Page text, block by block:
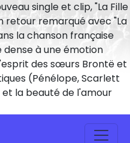
single et clip, "La Fille
retour remarqué avec "La
la chanson française
à une émotion
des sœurs Brontë et
(Pénélope, Scarlett
la beauté de l'amour